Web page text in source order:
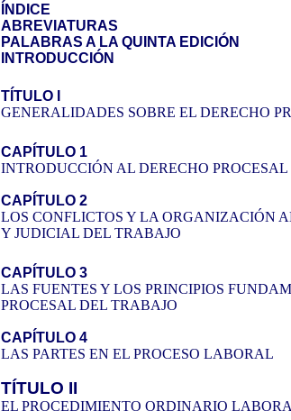
ÍNDICE
ABREVIATURAS
PALABRAS A LA QUINTA EDICIÓN
INTRODUCCIÓN
TÍTULO I
GENERALIDADES SOBRE EL DERECHO
CAPÍTULO 1
INTRODUCCIÓN AL DERECHO
CAPÍTULO 2
LOS CONFLICTOS Y LA ORGANIZACIÓN
Y JUDICIAL DEL TRABAJO
CAPÍTULO 3
LAS FUENTES Y LOS PRINCIPIOS
PROCESAL DEL TRABAJO
CAPÍTULO 4
LAS PARTES EN EL PROCESO LABORAL
TÍTULO II
EL PROCEDIMIENTO ORDINARIO